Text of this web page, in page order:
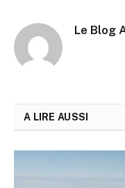
Le Blog
A LIRE AUSSI